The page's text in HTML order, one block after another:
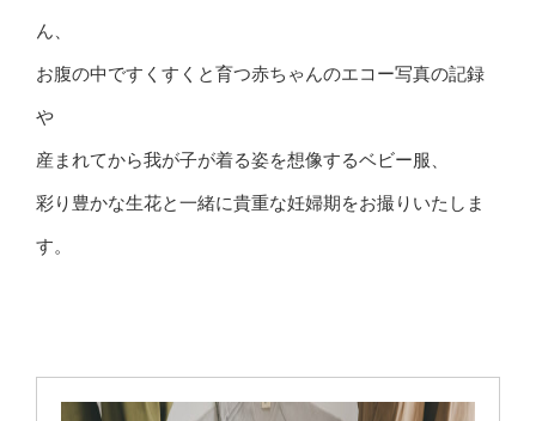
ん、
お腹の中ですくすくと育つ赤ちゃんのエコー写真の記録
や
産まれてから我が子が着る姿を想像するベビー服、
彩り豊かな生花と一緒に貴重な妊婦期をお撮りいたしま
す。